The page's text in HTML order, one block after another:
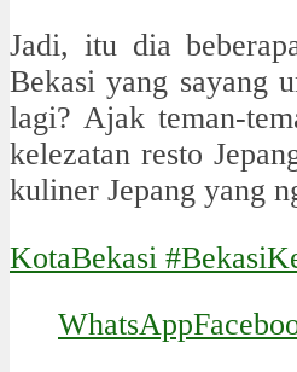
Jadi, itu dia
Bekasi yang sayang
lagi? Ajak teman-
kelezatan resto
kuliner Jepang yang
KotaBekasi
WhatsApp